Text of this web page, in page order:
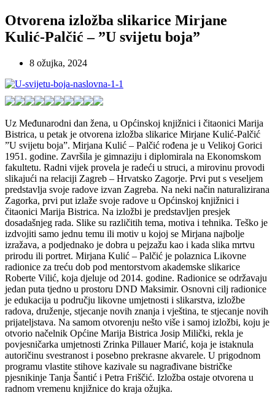
Otvorena izložba slikarice Mirjane
Kulić-Palčić – ”U svijetu boja”
8 ožujka, 2024
Uz Međunarodni dan žena, u Općinskoj knjižnici i čitaonici Marija
Bistrica, u petak je otvorena izložba slikarice Mirjane Kulić-Palčić
”U svijetu boja”. Mirjana Kulić – Palčić rođena je u Velikoj Gorici
1951. godine. Završila je gimnaziju i diplomirala na Ekonomskom
fakultetu. Radni vijek provela je radeći u struci, a mirovinu provodi
slikajući na relaciji Zagreb – Hrvatsko Zagorje. Prvi put s veseljem
predstavlja svoje radove izvan Zagreba. Na neki način naturalizirana
Zagorka, prvi put izlaže svoje radove u Općinskoj knjižnici i
čitaonici Marija Bistrica. Na izložbi je predstavljen presjek
dosadašnjeg rada. Slike su različitih tema, motiva i tehnika. Teško je
izdvojiti samo jednu temu ili motiv u kojoj se Mirjana najbolje
izražava, a podjednako je dobra u pejzažu kao i kada slika mrtvu
prirodu ili portret. Mirjana Kulić – Palčić je polaznica Likovne
radionice za treću dob pod mentorstvom akademske slikarice
Roberte Vilić, koja djeluje od 2014. godine. Radionice se održavaju
jedan puta tjedno u prostoru DND Maksimir. Osnovni cilj radionice
je edukacija u području likovne umjetnosti i slikarstva, izložbe
radova, druženje, stjecanje novih znanja i vještina, te stjecanje novih
prijateljstava. Na samom otvorenju nešto više i samoj izložbi, koju je
otvorio načelnik Općine Marija Bistrica Josip Milički, rekla je
povjesničarka umjetnosti Zrinka Pillauer Marić, koja je istaknula
autoričinu svestranost i posebno prekrasne akvarele. U prigodnom
programu vlastite stihove kazivale su nagrađivane bistričke
pjesnikinje Tanja Šantić i Petra Friščić. Izložba ostaje otvorena u
radnom vremenu knjižnice do kraja ožujka.